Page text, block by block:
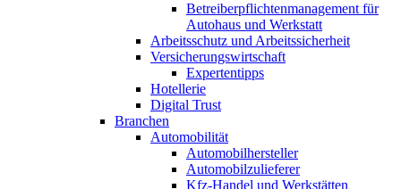
Betreiberpflichtenmanagement für
Autohaus und Werkstatt
Arbeitsschutz und Arbeitssicherheit
Versicherungswirtschaft
Expertentipps
Hotellerie
Digital Trust
Branchen
Automobilität
Automobilhersteller
Automobilzulieferer
Kfz-Handel und Werkstätten